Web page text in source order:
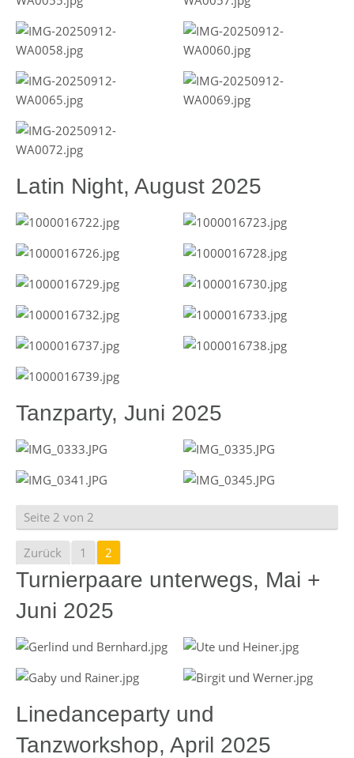
Latin Night, August 2025
Tanzparty, Juni 2025
Seite 2 von 2
Zurück 1 2
Turnierpaare unterwegs, Mai +
Juni 2025
Linedanceparty und
Tanzworkshop, April 2025